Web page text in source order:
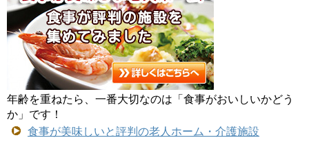
年齢を重ねたら、一番大切なのは「食事がおいしいかどう
か」です！
食事が美味しいと評判の老人ホーム・介護施設